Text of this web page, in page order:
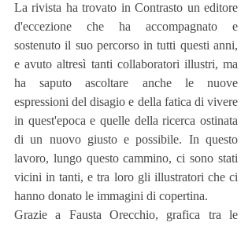
La rivista ha trovato in Contrasto un editore
d'eccezione che ha accompagnato e
sostenuto il suo percorso in tutti questi anni,
e avuto altresì tanti collaboratori illustri, ma
ha saputo ascoltare anche le nuove
espressioni del disagio e della fatica di vivere
in quest'epoca e quelle della ricerca ostinata
di un nuovo giusto e possibile. In questo
lavoro, lungo questo cammino, ci sono stati
vicini in tanti, e tra loro gli illustratori che ci
hanno donato le immagini di copertina.
Grazie a Fausta Orecchio, grafica tra le